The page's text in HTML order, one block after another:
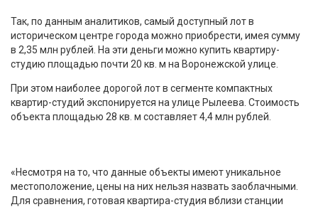
Так, по данным аналитиков, самый доступный лот в
историческом центре города можно приобрести, имея сумму
в 2,35 млн рублей. На эти деньги можно купить квартиру-
студию площадью почти 20 кв. м на Воронежской улице.
При этом наиболее дорогой лот в сегменте компактных
квартир-студий экспонируется на улице Рылеева. Стоимость
объекта площадью 28 кв. м составляет 4,4 млн рублей.
«Несмотря на то, что данные объекты имеют уникальное
местоположение, цены на них нельзя назвать заоблачными.
Для сравнения, готовая квартира-студия вблизи станции